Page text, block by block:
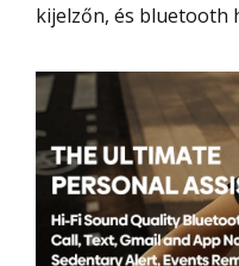
kijelzőn, és bluetooth